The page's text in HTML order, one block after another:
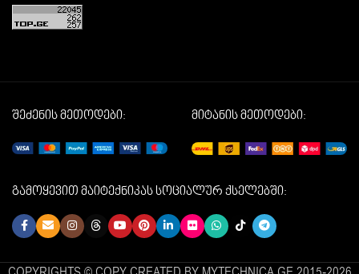
შეძენის მეთოდები: მიტანის მეთოდები:
გამოყევით მაიტექნიკას სოციალურ ქსელებში: